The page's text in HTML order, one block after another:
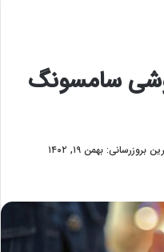
سامسونگ
بروزرسانی: بهمن ۱۹, ۱۴۰۲